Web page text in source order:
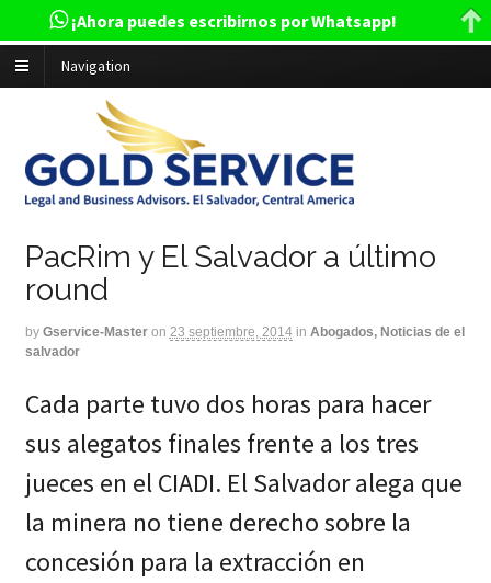
Navigation
PacRim y El Salvador a último
round
by Gservice-Master on 23 septiembre, 2014 in Abogados, Noticias de el
salvador
Cada parte tuvo dos horas para hacer
sus alegatos finales frente a los tres
jueces en el CIADI. El Salvador alega que
la minera no tiene derecho sobre la
concesión para la extracción en
¡Ahora puedes escribirnos por Whatsapp!